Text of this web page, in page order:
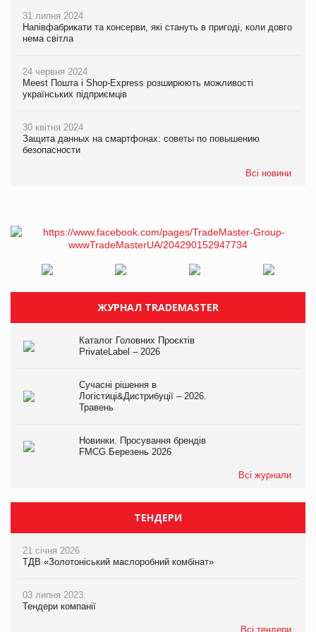
31 липня 2024
Напівфабрикати та консерви, які стануть в пригоді, коли довго
нема світла
24 червня 2024
Meest Пошта і Shop-Express розширюють можливості
українських підприємців
30 квітня 2024
Защита данных на смартфонах: советы по повышению
безопасности
Всі новини
ЖУРНАЛ TRADEMASTER
Каталог Головних Проєктів
PrivateLabel – 2026
Сучасні рішення в
Логістиці&Дистрибуції – 2026.
Травень
Новинки. Просування брендів
FMCG.Березень 2026
Всі журнали
ТЕНДЕРИ
21 січня 2026
ТДВ «Золотоніський маслоробний комбінат»
03 липня 2023
Тендери компанії
Всі тендери